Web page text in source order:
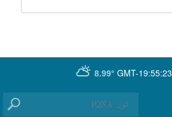
GMT-19:55:23
8.99°